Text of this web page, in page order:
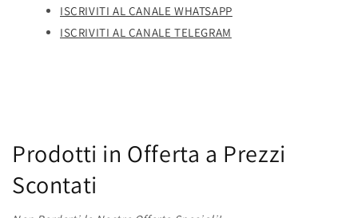
ISCRIVITI AL CANALE WHATSAPP
ISCRIVITI AL CANALE TELEGRAM
Prodotti in Offerta a Prezzi
Scontati